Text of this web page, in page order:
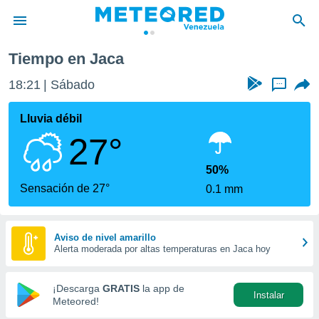
de
ha
para
que se
calidad.
a este
las
y
forma
digital
basada
Tiempo en Jaca
18:21 Sábado ...
Lluvia débil
27°
Sensación de 27°
50%
0.1 mm
Aviso de nivel amarillo
Alerta moderada por altas temperaturas en Jaca hoy
¡Descarga GRATIS la app de
Meteored!
Instalar